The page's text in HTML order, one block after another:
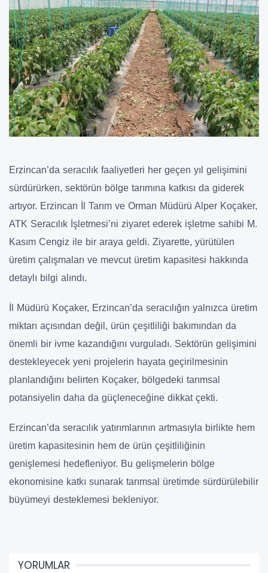
Erzincan’da seracılık faaliyetleri her geçen yıl gelişimini
sürdürürken, sektörün bölge tarımına katkısı da giderek
artıyor. Erzincan İl Tarım ve Orman Müdürü Alper Koçaker,
ATK Seracılık İşletmesi’ni ziyaret ederek işletme sahibi M.
Kasım Cengiz ile bir araya geldi. Ziyarette, yürütülen
üretim çalışmaları ve mevcut üretim kapasitesi hakkında
detaylı bilgi alındı.
İl Müdürü Koçaker, Erzincan’da seracılığın yalnızca üretim
miktarı açısından değil, ürün çeşitliliği bakımından da
önemli bir ivme kazandığını vurguladı. Sektörün gelişimini
destekleyecek yeni projelerin hayata geçirilmesinin
planlandığını belirten Koçaker, bölgedeki tarımsal
potansiyelin daha da güçleneceğine dikkat çekti.
Erzincan’da seracılık yatırımlarının artmasıyla birlikte hem
üretim kapasitesinin hem de ürün çeşitliliğinin
genişlemesi hedefleniyor. Bu gelişmelerin bölge
ekonomisine katkı sunarak tarımsal üretimde sürdürülebilir
büyümeyi desteklemesi bekleniyor.
YORUMLAR